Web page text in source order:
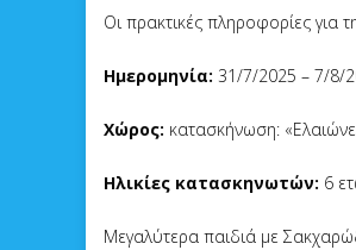
Οι πρακτικές πληροφορίες για
Ημερομηνία: 31/7/2025 – 7/8/
Χώρος: κατασκήνωση:
Ηλικίες κατασκηνωτών: 6
Μεγαλύτερα παιδιά με